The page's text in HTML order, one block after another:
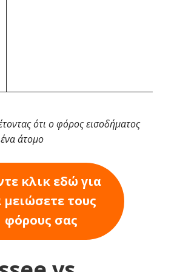
ότι ο φόρος εισοδήματος
άτομο
κλικ εδώ για
μειώσετε τους
φόρους σας